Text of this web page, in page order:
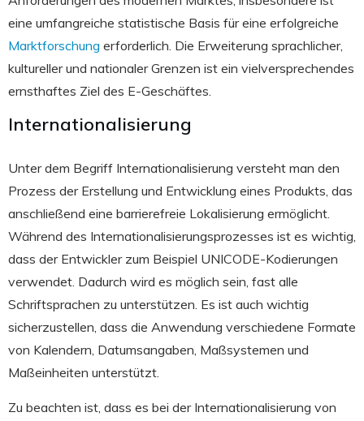
eine umfangreiche statistische Basis für eine erfolgreiche
Marktforschung erforderlich. Die Erweiterung sprachlicher,
kultureller und nationaler Grenzen ist ein vielversprechendes
ernsthaftes Ziel des E-Geschäftes.
Internationalisierung
Unter dem Begriff Internationalisierung versteht man den
Prozess der Erstellung und Entwicklung eines Produkts, das
anschließend eine barrierefreie Lokalisierung ermöglicht.
Während des Internationalisierungsprozesses ist es wichtig,
dass der Entwickler zum Beispiel UNICODE-Kodierungen
verwendet. Dadurch wird es möglich sein, fast alle
Schriftsprachen zu unterstützen. Es ist auch wichtig
sicherzustellen, dass die Anwendung verschiedene Formate
von Kalendern, Datumsangaben, Maßsystemen und
Maßeinheiten unterstützt.
Zu beachten ist, dass es bei der Internationalisierung von